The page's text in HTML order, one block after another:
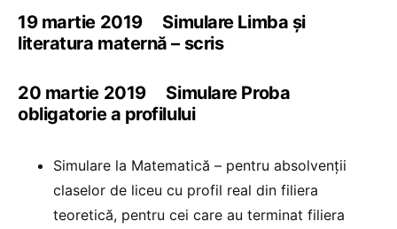
19 martie 2019 Simulare Limba și
literatura maternă – scris
20 martie 2019 Simulare Proba
obligatorie a profilului
Simulare la Matematică – pentru absolvenții
claselor de liceu cu profil real din filiera
teoretică, pentru cei care au terminat filiera